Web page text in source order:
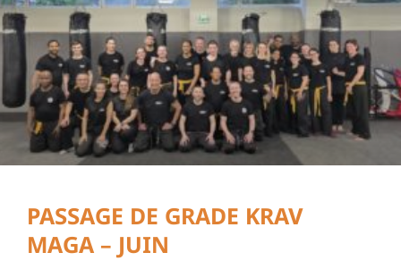
PASSAGE DE GRADE KRAV
MAGA – JUIN